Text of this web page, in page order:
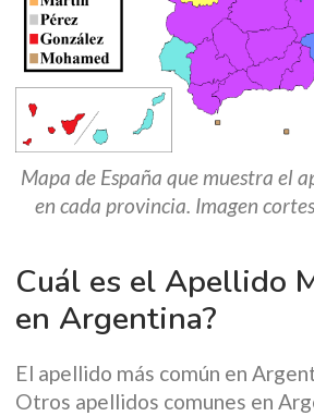
Mapa de España que muestra el
en cada provincia. Imagen
Cuál es el Apellido
en Argentina?
El apellido más común en
Otros apellidos comunes en